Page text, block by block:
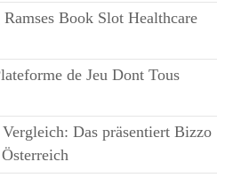
Book Slot Healthcare
de Jeu Dont Tous
Das präsentiert Bizzo